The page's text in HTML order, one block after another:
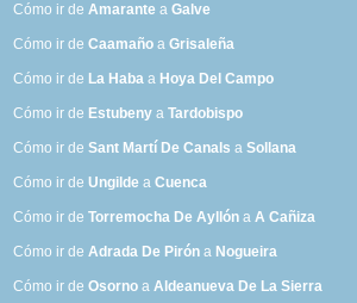
Cómo ir deAmarante aGalve
Cómo ir deCaamaño aGrisaleña
Cómo ir de La Haba a Hoya Del Campo
Cómo ir de Estubeny aTardobispo
Cómo ir deSant Martí De Canals aSollana
Cómo ir deUngilde aCuenca
Cómo ir deTorremocha De Ayllón aA Cañiza
Cómo ir deAdrada De Pirón a Nogueira
Cómo ir deOsorno aAldeanueva De La Sierra